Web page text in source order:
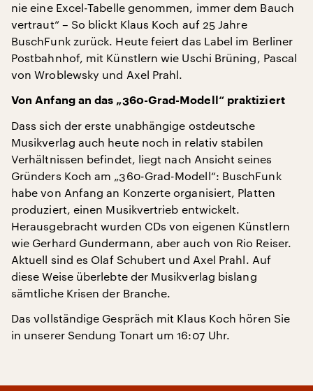
nie eine Excel-Tabelle genommen, immer dem Bauch
vertraut“ – So blickt Klaus Koch auf 25 Jahre
BuschFunk zurück. Heute feiert das Label im Berliner
Postbahnhof, mit Künstlern wie Uschi Brüning, Pascal
von Wroblewsky und Axel Prahl.
Von Anfang an das „360-Grad-Modell“ praktiziert
Dass sich der erste unabhängige ostdeutsche
Musikverlag auch heute noch in relativ stabilen
Verhältnissen befindet, liegt nach Ansicht seines
Gründers Koch am „360-Grad-Modell“: BuschFunk
habe von Anfang an Konzerte organisiert, Platten
produziert, einen Musikvertrieb entwickelt.
Herausgebracht wurden CDs von eigenen Künstlern
wie Gerhard Gundermann, aber auch von Rio Reiser.
Aktuell sind es Olaf Schubert und Axel Prahl. Auf
diese Weise überlebte der Musikverlag bislang
sämtliche Krisen der Branche.
Das vollständige Gespräch mit Klaus Koch hören Sie
in unserer Sendung Tonart um 16:07 Uhr.